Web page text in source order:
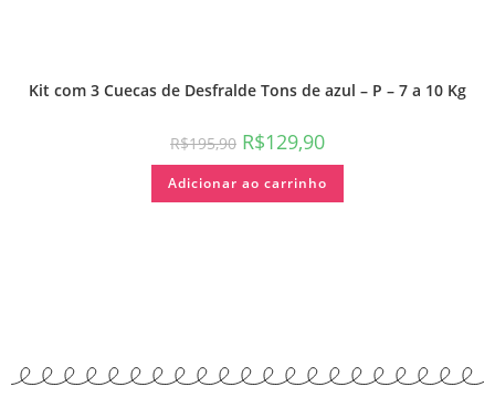
Kit com 3 Cuecas de Desfralde Tons de azul – P – 7 a 10 Kg
R$195,90 R$129,90
Adicionar ao carrinho